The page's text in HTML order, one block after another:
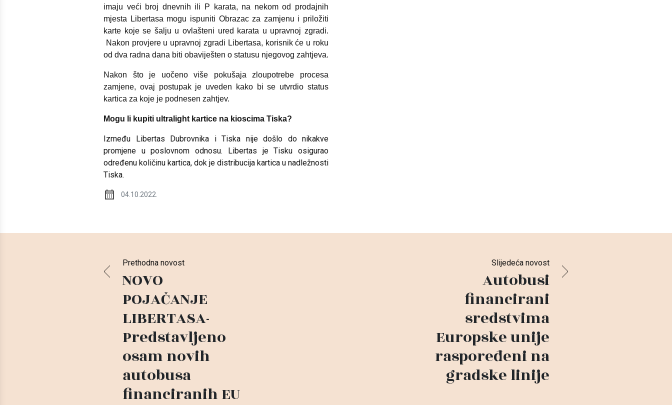
imaju veći broj dnevnih ili P karata, na nekom od prodajnih
mjesta Libertasa mogu ispuniti Obrazac za zamjenu i priložiti
karte koje se šalju u ovlašteni ured karata u upravnoj zgradi.
Nakon provjere u upravnoj zgradi Libertasa, korisnik će u roku
od dva radna dana biti obaviješten o statusu njegovog zahtjeva.
Nakon što je uočeno više pokušaja zloupotrebe procesa
zamjene, ovaj postupak je uveden kako bi se utvrdio status
kartica za koje je podnesen zahtjev.
Mogu li kupiti ultralight kartice na kioscima Tiska?
Između Libertas Dubrovnika i Tiska nije došlo do nikakve
promjene u poslovnom odnosu. Libertas je Tisku osigurao
određenu količinu kartica, dok je distribucija kartica u nadležnosti
Tiska.
04.10.2022.
Prethodna novost
NOVO
POJAČANJE
LIBERTASA-
Predstavljeno
osam novih
autobusa
financiranih EU
Slijedeća novost
Autobusi
financirani
sredstvima
Europske unije
raspoređeni na
gradske linije